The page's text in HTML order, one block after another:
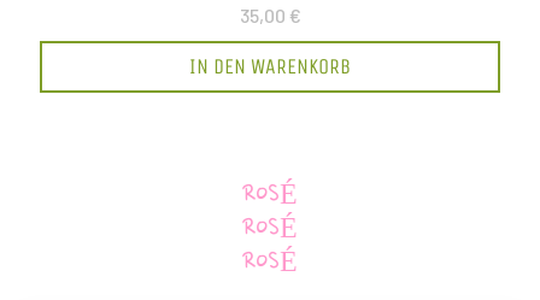
35,00 €
IN DEN WARENKORB
ROSÉ
ROSÉ
ROSÉ